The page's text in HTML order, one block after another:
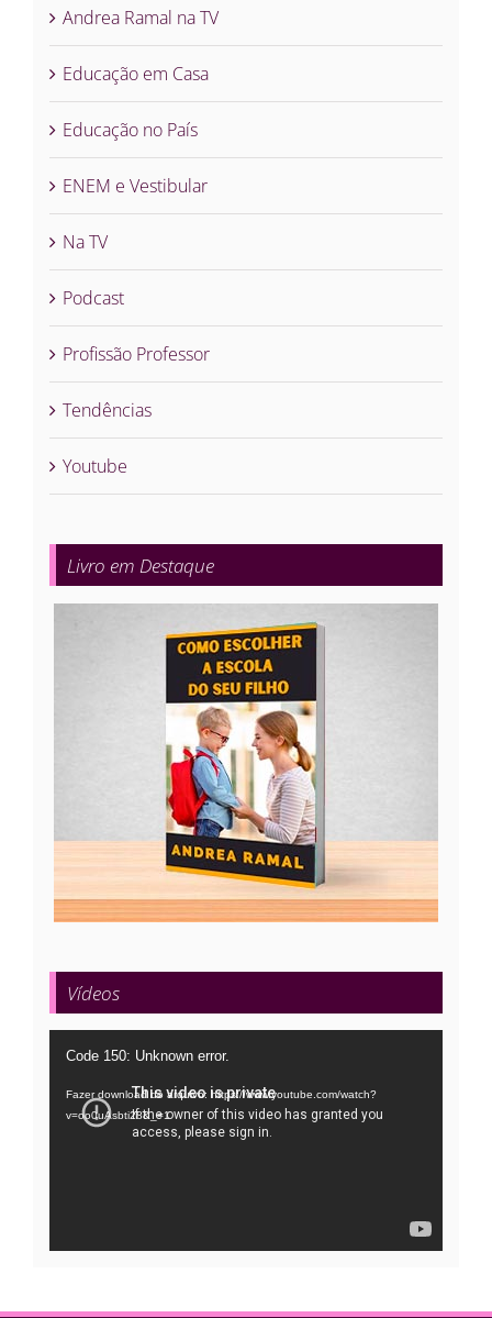
Andrea Ramal na TV
Educação em Casa
Educação no País
ENEM e Vestibular
Na TV
Podcast
Profissão Professor
Tendências
Youtube
Livro em Destaque
Vídeos
Tocador
vídeo
Code 150: Unknown error.
Fazer download do arquivo: https://www.youtube.com/watch?
v=oo0uAsbti28&_=1